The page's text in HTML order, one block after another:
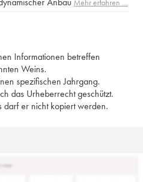
Mehr erfahren …
Informationen betreffen
Weins.
spezifischen Jahrgang.
das Urheberrecht geschützt.
darf er nicht kopiert werden.